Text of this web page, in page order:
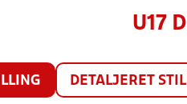
U17
DETALJERET